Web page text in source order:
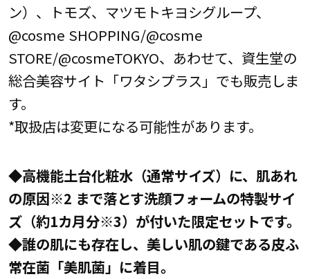
ン）、トモズ、マツモトキヨシグループ、
@cosme SHOPPING/@cosme
STORE/@cosmeTOKYO、あわせて、資生堂の
総合美容サイト「ワタシプラス」でも販売しま
す。
*取扱店は変更になる可能性があります。
◆高機能土台化粧水（通常サイズ）に、肌あれ
の原因※2 まで落とす洗顔フォームの特製サイ
ズ（約1カ月分※3）が付いた限定セットです。
◆誰の肌にも存在し、美しい肌の鍵である皮ふ
常在菌「美肌菌」に着目。